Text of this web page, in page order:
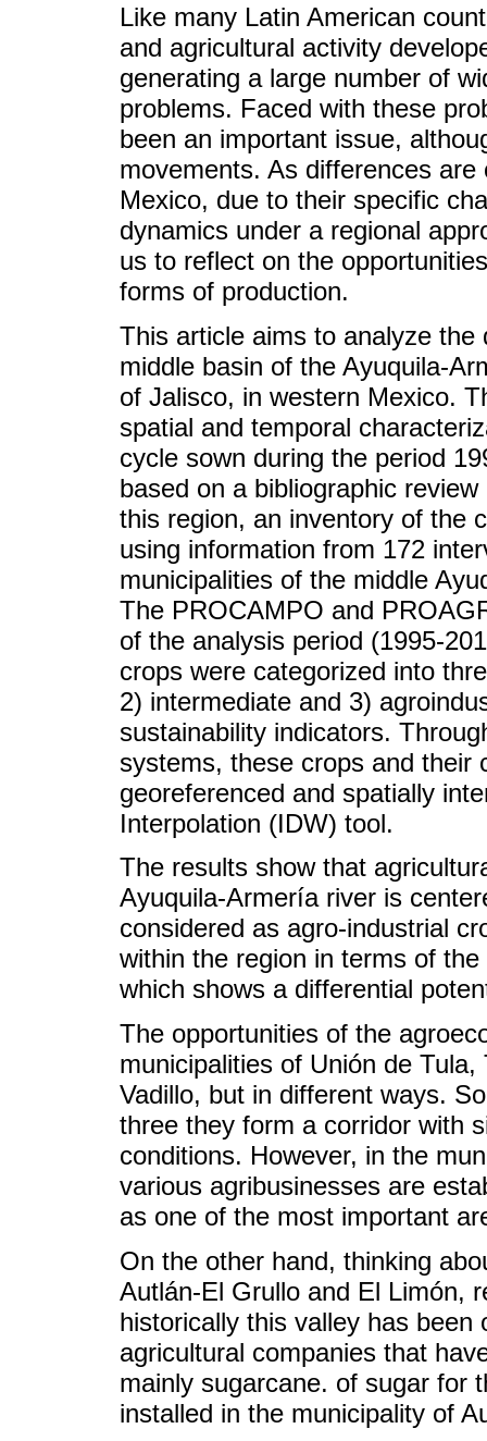
Like many Latin American
and agricultural activity
generating a large number of
problems. Faced with these
been an important issue,
movements. As differences
Mexico, due to their specific
dynamics under a regional
us to reflect on the
forms of production.
This article aims to analyze
middle basin of the Ayuquila-
of Jalisco, in western Mexico.
spatial and temporal
cycle sown during the period
based on a bibliographic
this region, an inventory of the
using information from 172
municipalities of the middle
The PROCAMPO and
of the analysis period (1995-
crops were categorized into
2) intermediate and 3)
sustainability indicators.
systems, these crops and their
georeferenced and spatially
Interpolation (IDW) tool.
The results show that
Ayuquila-Armería river is
considered as agro-industrial
within the region in terms of
which shows a differential
The opportunities of the
municipalities of Unión de
Vadillo, but in different ways.
three they form a corridor with
conditions. However, in the
various agribusinesses are
as one of the most important
On the other hand, thinking
Autlán-El Grullo and El Limón,
historically this valley has been
agricultural companies that
mainly sugarcane. of sugar for
installed in the municipality of